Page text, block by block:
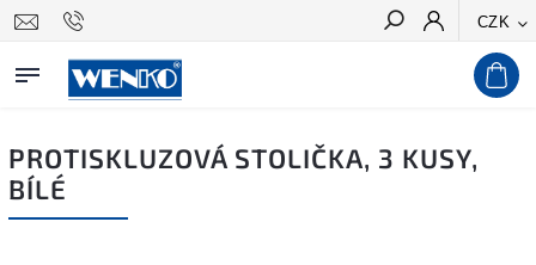
CZK
Hledat
PROTISKLUZOVÁ STOLIČKA, 3 KUSY,
BÍLÉ